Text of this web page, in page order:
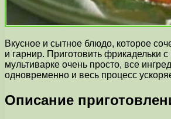
Вкусное и сытное блюдо, которое
и гарнир. Приготовить фрикадельки
мультиварке очень просто, все
одновременно и весь процесс
Описание